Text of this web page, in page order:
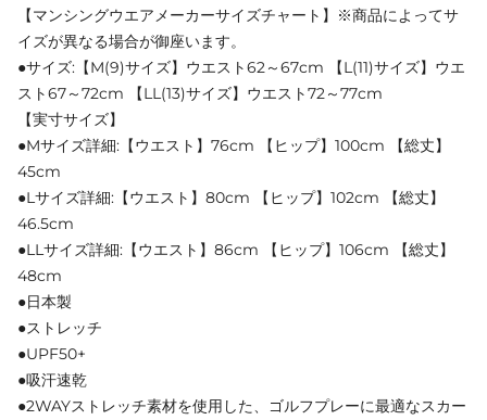
【マンシングウエアメーカーサイズチャート】※商品によってサ
イズが異なる場合が御座います。
●サイズ:【M(9)サイズ】ウエスト62～67cm 【L(11)サイズ】ウエ
スト67～72cm 【LL(13)サイズ】ウエスト72～77cm
【実寸サイズ】
●Mサイズ詳細:【ウエスト】76cm 【ヒップ】100cm 【総丈】
45cm
●Lサイズ詳細:【ウエスト】80cm 【ヒップ】102cm 【総丈】
46.5cm
●LLサイズ詳細:【ウエスト】86cm 【ヒップ】106cm 【総丈】
48cm
●日本製
●ストレッチ
●UPF50+
●吸汗速乾
●2WAYストレッチ素材を使用した、ゴルフプレーに最適なスカー